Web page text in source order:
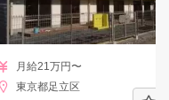
月給21万円〜
東京都足立区